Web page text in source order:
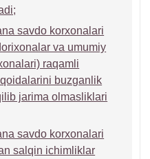
savdo korхonalari
va umumiy
raqamli
buzganlik
jarima olmasliklari
savdo korхonalari
salqin ichimliklar